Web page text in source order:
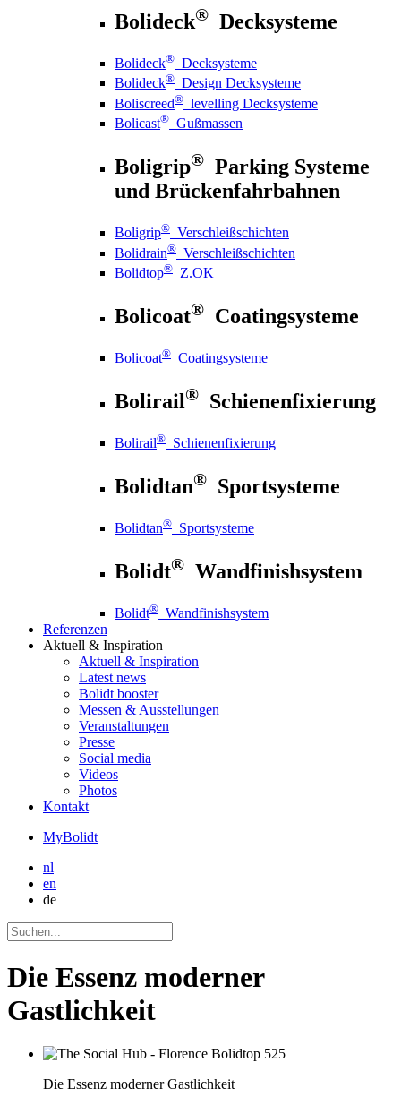
Bolideck® Decksysteme
Bolideck® Decksysteme
Bolideck® Design Decksysteme
Boliscreed® levelling Decksysteme
Bolicast® Gußmassen
Boligrip® Parking Systeme
und Brückenfahrbahnen
Boligrip® Verschleißschichten
Bolidrain® Verschleißschichten
Bolidtop® Z.OK
Bolicoat® Coatingsysteme
Bolicoat® Coatingsysteme
Bolirail® Schienenfixierung
Bolirail® Schienenfixierung
Bolidtan® Sportsysteme
Bolidtan® Sportsysteme
Bolidt® Wandfinishsystem
Bolidt® Wandfinishsystem
Referenzen
Aktuell & Inspiration
Aktuell & Inspiration
Latest news
Bolidt booster
Messen & Ausstellungen
Veranstaltungen
Presse
Social media
Videos
Photos
Kontakt
MyBolidt
nl
en
de
Die Essenz moderner
Gastlichkeit
Die Essenz moderner Gastlichkeit